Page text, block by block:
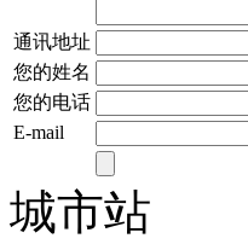
通讯地址
您的姓名
您的电话
E-mail
城市站